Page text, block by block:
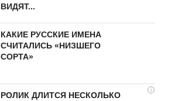
ВИДЯТ...
КАКИЕ РУССКИЕ ИМЕНА
СЧИТАЛИСЬ «НИЗШЕГО
СОРТА»
i
РОЛИК ДЛИТСЯ НЕСКОЛЬКО